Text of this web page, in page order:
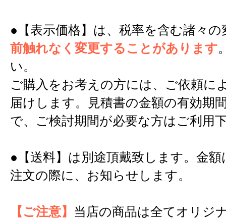
●【表示価格】は、税率を含む諸々
前触れなく変更することがあります
い。
ご購入をお考えの方には、ご依頼に
届けします。見積書の金額の有効期
で、ご検討期間が必要な方はご利用
●【送料】は別途頂戴致します。金
注文の際に、お知らせします。
【ご注意】 当店の商品は全てオリジ